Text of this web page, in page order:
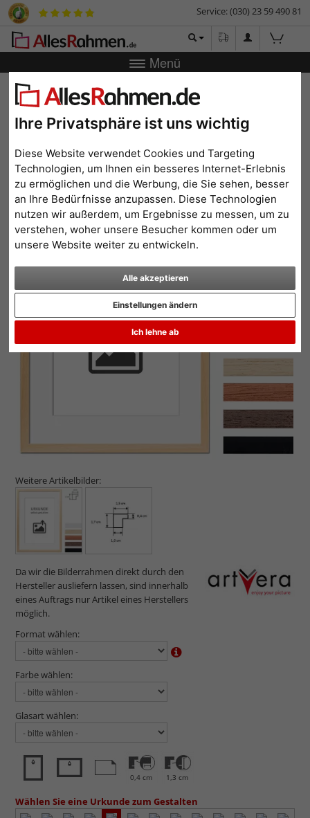
Ihre Privatsphäre ist uns wichtig
Diese Website verwendet Cookies und Targeting
Technologien, um Ihnen ein besseres Internet-Erlebnis
zu ermöglichen und die Werbung, die Sie sehen, besser
an Ihre Bedürfnisse anzupassen. Diese Technologien
nutzen wir außerdem, um Ergebnisse zu messen, um zu
verstehen, woher unsere Besucher kommen oder um
unsere Website weiter zu entwickeln.
Alle akzeptieren
Ich lehne ab
Einstellungen ändern
Service: (030) 23 59 490 81
Menü
Zurück|Bilderrahmen-Shop Bilderrahmen
mit Passepartout - Zertifikat selbst erstellen
Holzrahmen mit
Passepartout - Zertifikat
selbst erstellen
Weitere Artikelbilder:
Da wir die Bilderrahmen direkt durch den
Hersteller ausliefern lassen, sind innerhalb
eines Auftrags nur Artikel eines Herstellers
möglich.
Format wählen:
Farbe wählen:
Glasart wählen:
0,4 cm 1,3 cm
Wählen Sie eine Urkunde zum Gestalten